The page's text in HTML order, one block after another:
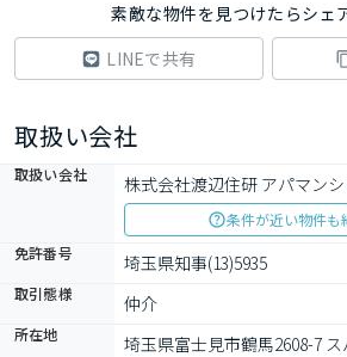
素敵な物件を見つけたらシェ
LINEで共有
取扱い会社
取扱い会社 株式会社渡辺住研 アパマン
条件が近い物件も
免許番号
埼玉県知事(13)5935
取引態様 仲介
所在地 埼玉県富士見市鶴馬2608-7